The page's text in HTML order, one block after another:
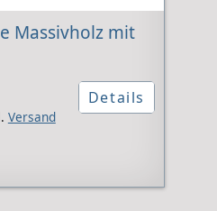
Massivholz mit
Versand
Details